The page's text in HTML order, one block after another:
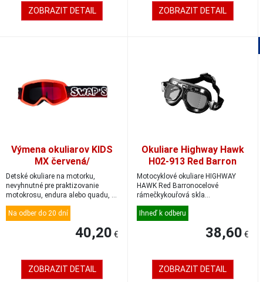
ZOBRAZIT DETAIL ZOBRAZIT DETAIL
Výmena okuliarov KIDS
MX červená/
červená/Iridium gold-red
Detské okuliare na motorku,
nevyhnutné pre praktizovanie
motokrosu, endura alebo quadu, s
vynikající...
Na odber do 20 dní
40,20 €
ZOBRAZIT DETAIL
Okuliare Highway Hawk
H02-913 Red Barron
Classic angled
Motocyklové okuliare HIGHWAY
HAWK Red Barronocelové
rámečkykouřová skla
lomenéplastové čočky s UV fi...
Ihneď k odberu
38,60 €
ZOBRAZIT DETAIL